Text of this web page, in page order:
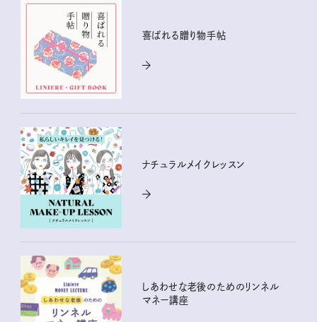
喜ばれる贈り物手帖
ナチュラルメイクレッスン
しあわせな老後のためのリンネル
マネー講座